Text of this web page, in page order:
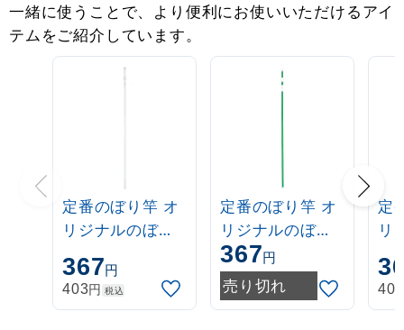
一緒に使うことで、より便利にお使いいただけるアイ
テムをご紹介しています。
定番のぼり竿 オ
リジナルのぼり
ポール 1.6～3m
伸縮式 白
(30537***)
367円
403円 税込
定番のぼり竿 オ
リジナルのぼり
ポール 1.6～3m
伸縮式 緑
(30537GRN)
367円
売り切れ
定
リ
ポ
伸
403